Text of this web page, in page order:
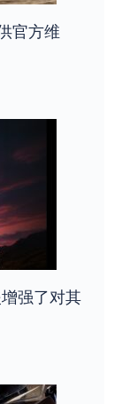
官方维
强了对其